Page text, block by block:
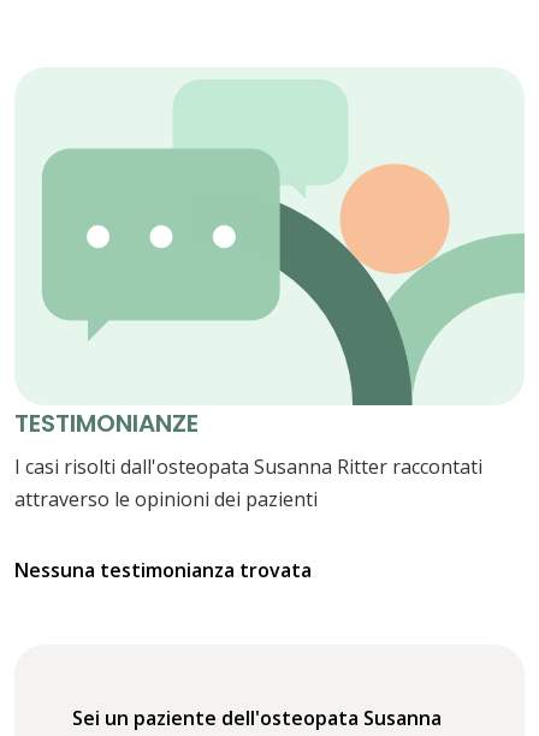
TESTIMONIANZE
I casi risolti dall'osteopata Susanna Ritter raccontati
attraverso le opinioni dei pazienti
Nessuna testimonianza trovata
Sei un paziente dell'osteopata Susanna